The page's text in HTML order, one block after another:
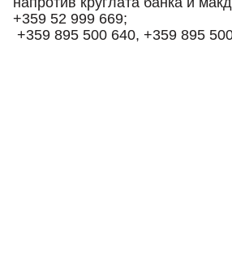
+359 52 999 669;
+359 895 500 640, +359 895